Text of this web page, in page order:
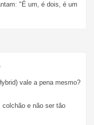
"É um, é dois, é um
vale a pena mesmo?
e não ser tão